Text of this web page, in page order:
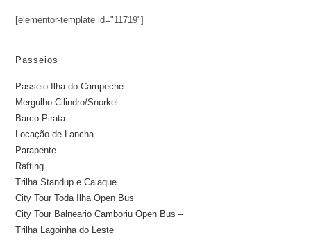
[elementor-template id="11719"]
Passeios
Passeio Ilha do Campeche
Mergulho Cilindro/Snorkel
Barco Pirata
Locação de Lancha
Parapente
Rafting
Trilha Standup e Caiaque
City Tour Toda Ilha Open Bus
City Tour Balneario Camboriu Open Bus –
Trilha Lagoinha do Leste